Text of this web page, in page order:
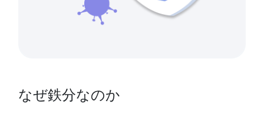
なぜ鉄分なのか